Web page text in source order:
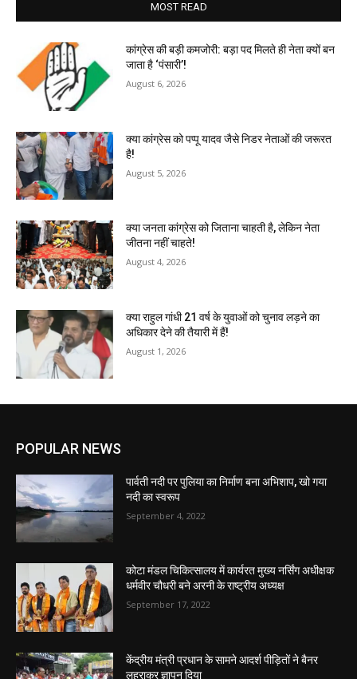
MOST READ
कांग्रेस की बड़ी कमजोरी: बड़ा पद मिलते ही नेता क्यों बन
जाता है ‘पंसारी’!
August 6, 2026
क्या कांग्रेस को पप्पू यादव जैसे निडर नेताओं की जरूरत
है!
August 5, 2026
क्या जनता कांग्रेस को जिताना चाहती है, लेकिन नेता
जीतना नहीं चाहते!
August 4, 2026
क्या राहुल गांधी 21 वर्ष के युवाओं को चुनाव लड़ने का
अधिकार देने की तैयारी में हैं!
August 1, 2026
POPULAR NEWS
पार्वती नदी पर पुलिया का निर्माण बना अभिशाप, खो गया
नदी का स्वरूप
September 4, 2022
कोटा मंडल चिकित्सालय में कार्यरत मुख्य नर्सिंग अधीक्षक
धर्मवीर चौधरी बने अरनी के राष्ट्रीय अध्यक्ष
September 17, 2022
केंद्रीय मंत्री प्रधान के सामने आदर्श पीड़ितों ने बैनर
लहराकर ज्ञापन दिया